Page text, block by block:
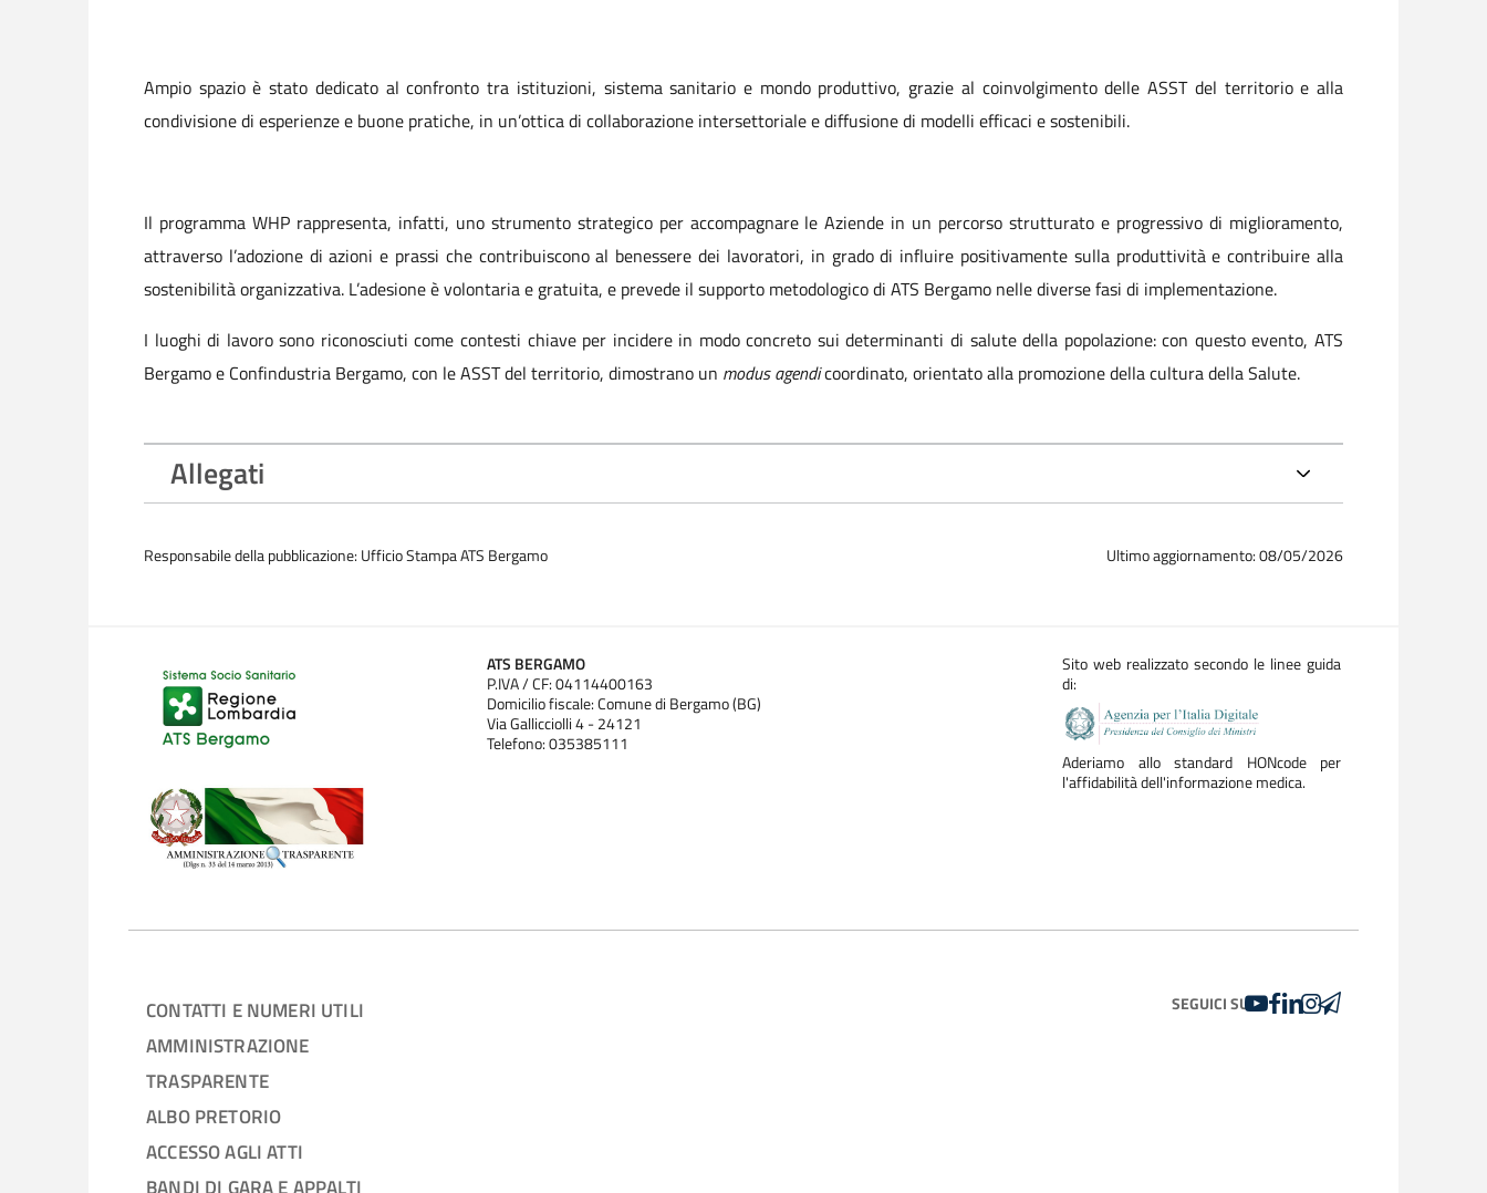
Ampio spazio è stato dedicato al confronto tra istituzioni, sistema sanitario e mondo produttivo, grazie al coinvolgimento delle ASST del territorio e alla
condivisione di esperienze e buone pratiche, in un’ottica di collaborazione intersettoriale e diffusione di modelli efficaci e sostenibili.
Il programma WHP rappresenta, infatti, uno strumento strategico per accompagnare le Aziende in un percorso strutturato e progressivo di miglioramento,
attraverso l’adozione di azioni e prassi che contribuiscono al benessere dei lavoratori, in grado di influire positivamente sulla produttività e contribuire alla
sostenibilità organizzativa. L’adesione è volontaria e gratuita, e prevede il supporto metodologico di ATS Bergamo nelle diverse fasi di implementazione.
I luoghi di lavoro sono riconosciuti come contesti chiave per incidere in modo concreto sui determinanti di salute della popolazione: con questo evento, ATS
Bergamo e Confindustria Bergamo, con le ASST del territorio, dimostrano un modus agendicoordinato, orientato alla promozione della cultura della Salute.
Allegati
Responsabile della pubblicazione: Ufficio Stampa ATS Bergamo Ultimo aggiornamento: 08/05/2026
ATS BERGAMO
P.IVA / CF: 04114400163
Domicilio fiscale: Comune di Bergamo (BG)
Via Gallicciolli 4 - 24121
Telefono: 035385111
Sito web realizzato secondo le linee guida
di:
Aderiamo allo standard HONcode per
l'affidabilità dell'informazione medica.
CONTATTI E NUMERI UTILI
AMMINISTRAZIONE
TRASPARENTE
ALBO PRETORIO
ACCESSO AGLI ATTI
BANDI DI GARA E APPALTI
SEGUICI SUYOUTUBE
FACEBOOK
LINKEDIN
INSTAGRAM
TELEGRAM